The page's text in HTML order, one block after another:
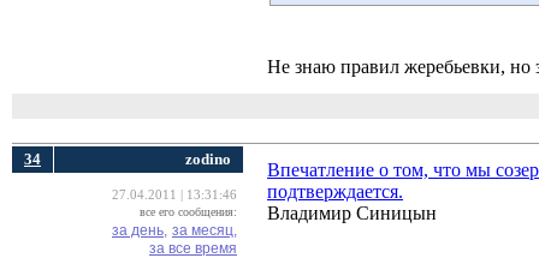
Не знаю правил жеребьевки, но
34 zodino
27.04.2011 | 13:31:46
все его сообщения:
за день, за месяц,
за все время
Впечатление о том, что мы
подтверждается.
Владимир Синицын